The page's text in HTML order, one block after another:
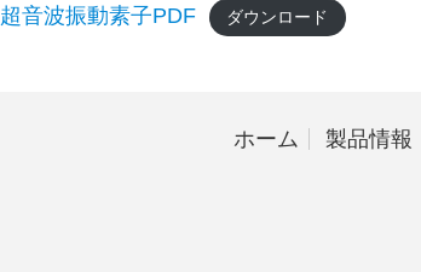
超音波振動素子PDF ダウンロード
ホーム 製品情報